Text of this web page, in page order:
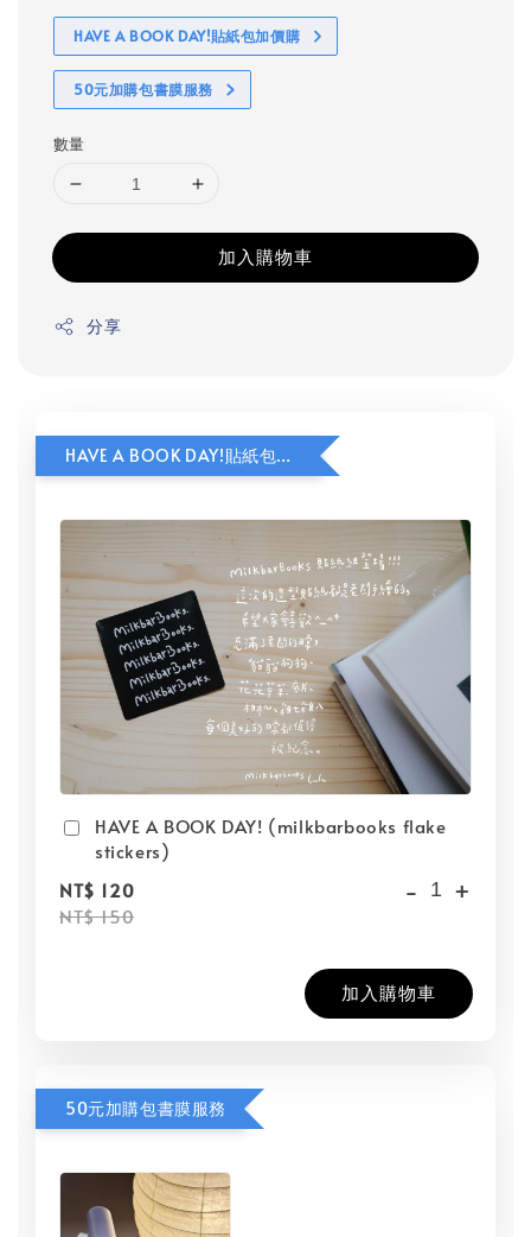
HAVE A BOOK DAY!貼紙包加價購
50元加購包書膜服務
數量
加入購物車
分享
HAVE A BOOK DAY!貼紙包加價購
HAVE A BOOK DAY! (milkbarbooks flake
stickers)
NT$ 120
NT$ 150
- +
加入購物車
50元加購包書膜服務